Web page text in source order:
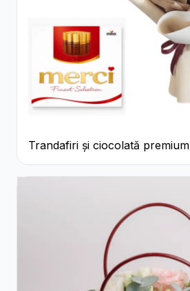
Trandafiri și ciocolată premium